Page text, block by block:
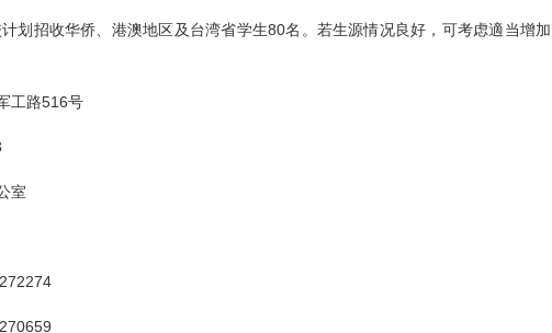
招收华侨、港澳地区及台湾省学生80名。若生源情况良好，可考虑適当增加
路516号
室